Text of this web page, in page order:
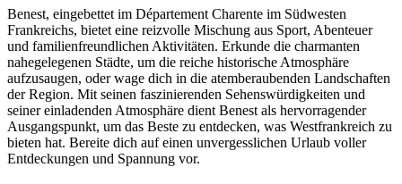
Benest, eingebettet im Département Charente im Südwesten
Frankreichs, bietet eine reizvolle Mischung aus Sport, Abenteuer
und familienfreundlichen Aktivitäten. Erkunde die charmanten
nahegelegenen Städte, um die reiche historische Atmosphäre
aufzusaugen, oder wage dich in die atemberaubenden Landschaften
der Region. Mit seinen faszinierenden Sehenswürdigkeiten und
seiner einladenden Atmosphäre dient Benest als hervorragender
Ausgangspunkt, um das Beste zu entdecken, was Westfrankreich zu
bieten hat. Bereite dich auf einen unvergesslichen Urlaub voller
Entdeckungen und Spannung vor.